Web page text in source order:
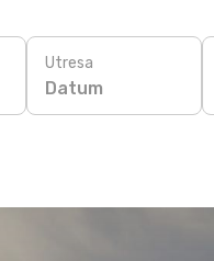
Utresa
Datum